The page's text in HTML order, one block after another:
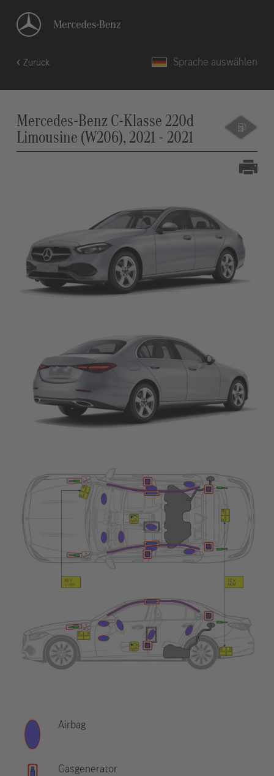
Zurück Sprache auswählen
Mercedes-Benz C-Klasse 220d
Limousine (W206), 2021 - 2021
Airbag
Gasgenerator